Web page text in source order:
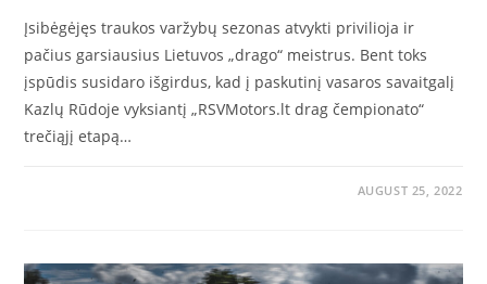
Įsibėgėjęs traukos varžybų sezonas atvykti privilioja ir
pačius garsiausius Lietuvos „drago“ meistrus. Bent toks
įspūdis susidaro išgirdus, kad į paskutinį vasaros savaitgalį
Kazlų Rūdoje vyksiantį „RSVMotors.lt drag čempionato“
trečiąjį etapą…
AUGUST 25, 2022